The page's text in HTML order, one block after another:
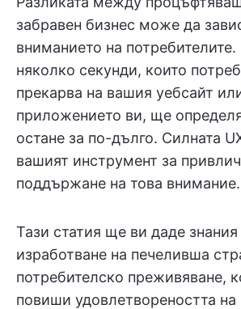
забравен бизнес може да
вниманието на
няколко секунди, които
прекарва на вашия уебсайт
приложението ви, ще
остане за по-дълго. Силната
вашият инструмент за
поддържане на това внимание.
Тази статия ще ви даде знания
изработване на печеливша
потребителско преживяване,
повиши удовлетвореността на